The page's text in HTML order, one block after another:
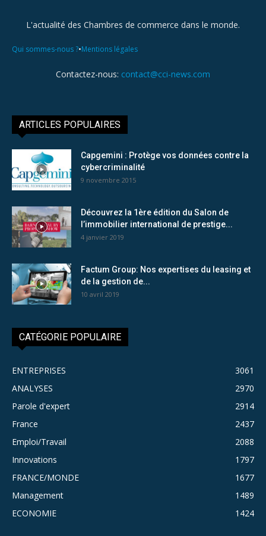
L'actualité des Chambres de commerce dans le monde.
Qui sommes-nous ?•Mentions légales
Contactez-nous: contact@cci-news.com
ARTICLES POPULAIRES
Capgemini : Protège vos données contre la
cybercriminalité
9 novembre 2015
Découvrez la 1ère édition du Salon de
l’immobilier international de prestige...
4 janvier 2019
Factum Group: Nos expertises du leasing et
de la gestion de...
10 avril 2019
CATÉGORIE POPULAIRE
ENTREPRISES
3061
ANALYSES
2970
Parole d'expert
2914
France
2437
Emploi/Travail
2088
Innovations
1797
FRANCE/MONDE
1677
Management
1489
ECONOMIE
1424